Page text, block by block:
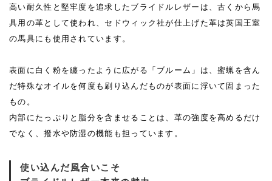
高い耐久性と堅牢度を追求したブライドルレザーは、古くから馬
具用の革として使われ、セドウィック社が仕上げた革は英国王室
の馬具にも使用されています。
表面に白く粉を纏ったように広がる「ブルーム」は、蜜蝋を含ん
だ特殊なオイルを何度も刷り込んだものが表面に浮いて固まった
もの。
内部にたっぷりと脂分を含ませることは、革の強度を高めるだけ
でなく、撥水や防湿の機能も担っています。
使い込んだ風合いこそ